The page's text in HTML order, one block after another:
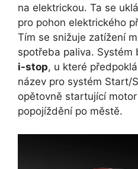
na elektrickou. Ta se
pro pohon elektrického
Tím se snižuje zatížení
spotřeba paliva. Systém
i-stop, u které
název pro systém Start/
opětovně startující
popojíždění po městě.